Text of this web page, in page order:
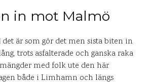
in mot Malmö
är som gör det men sista biten in
trots asfalterade och ganska raka
med folk ute den här
både i Limhamn och längs